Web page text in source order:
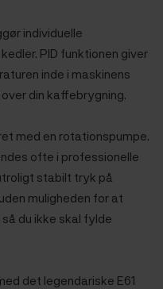
individuelle
PID funktionen giver
inde i maskinens
din kaffebrygning.
med en rotationspumpe.
ofte i professionelle
stabilt tryk på
muligheden for at
du ikke skal fylde
det legendariske E61